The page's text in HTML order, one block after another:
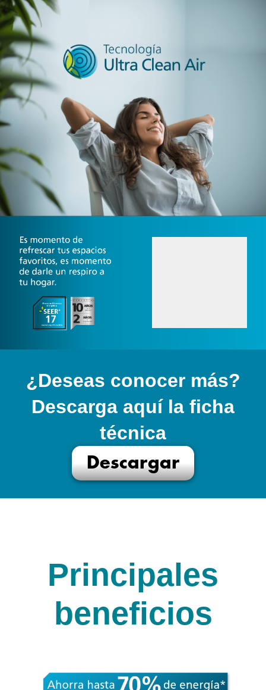
¿Deseas conocer más?
Descarga aquí la ficha
técnica
Descargar
Principales
beneficios